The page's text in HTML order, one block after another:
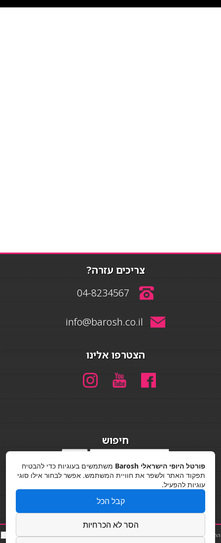
צריכים עזרה?
04-8234567
info@barosh.co.il
הצטרפו אלינו
חיפוש
מדיניות פרטיות
החלקות שיער|תאורה לבית|פאות ותוספות שיער|נייל סטודיו|תוספות שיער|שף פרטי|כ
סאות
פורטל היופי הישראלי Barosh
משתמשים בעוגיות כדי להבטיח
תפקוד האתר ולשפר את חוויית המשתמש. אפשר לבחור אילו סוגי
עוגיות להפעיל.
קבל הכל
הסר לא הכרחיות